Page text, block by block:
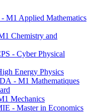
M1 Applied Mathematics
Chemistry and
- Cyber Physical
Energy Physics
- M1 Mathematiques
Mechanics
- Master in Economics